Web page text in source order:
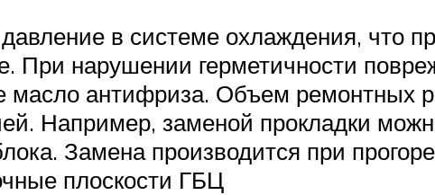
в системе охлаждения, что
При нарушении герметичности
антифриза. Объем ремонтных
Например, заменой прокладки
Замена производится при
плоскости ГБЦ